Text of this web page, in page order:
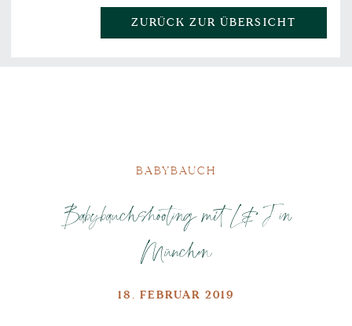
ZURÜCK ZUR ÜBERSICHT
BABYBAUCH
Babybauchshooting mit L&J in
München
18. FEBRUAR 2019